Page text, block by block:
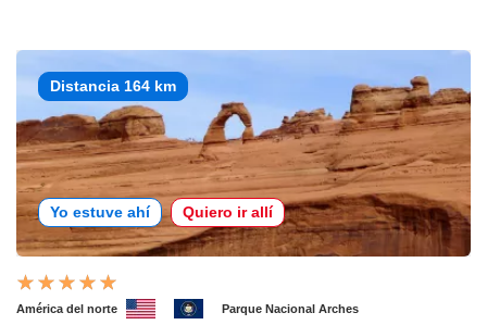
Distancia 164 km
Yo estuve ahí Quiero ir allí
América del norte Parque Nacional Arches